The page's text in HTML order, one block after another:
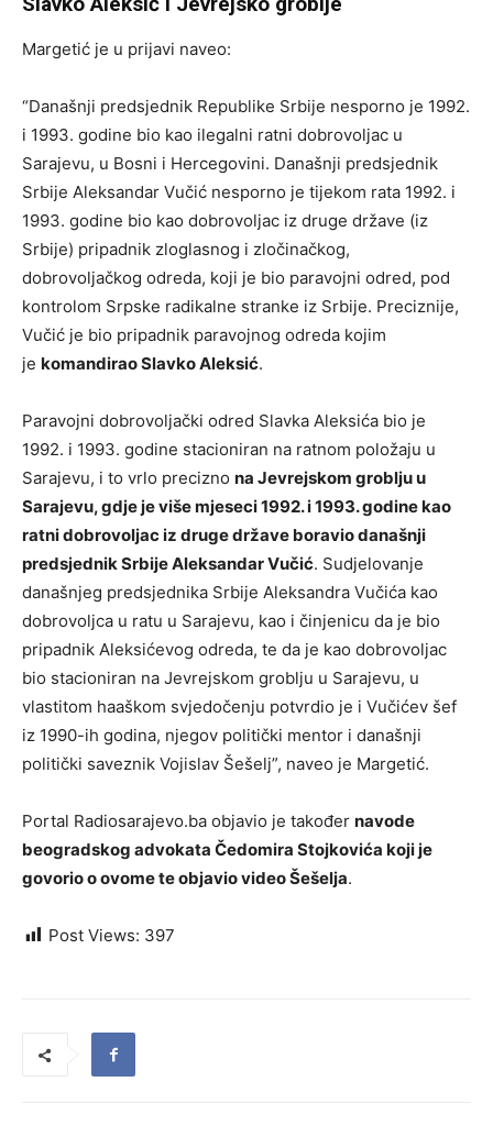
Margetić je u prijavi naveo:
“Današnji predsjednik Republike Srbije nesporno je 1992.
i 1993. godine bio kao ilegalni ratni dobrovoljac u
Sarajevu, u Bosni i Hercegovini. Današnji predsjednik
Srbije Aleksandar Vučić nesporno je tijekom rata 1992. i
1993. godine bio kao dobrovoljac iz druge države (iz
Srbije) pripadnik zloglasnog i zločinačkog,
dobrovoljačkog odreda, koji je bio paravojni odred, pod
kontrolom Srpske radikalne stranke iz Srbije. Preciznije,
Vučić je bio pripadnik paravojnog odreda kojim
je komandirao Slavko Aleksić.
Paravojni dobrovoljački odred Slavka Aleksića bio je
1992. i 1993. godine stacioniran na ratnom položaju u
Sarajevu, i to vrlo precizno na Jevrejskom groblju u
Sarajevu, gdje je više mjeseci 1992. i 1993. godine kao
ratni dobrovoljac iz druge države boravio današnji
predsjednik Srbije Aleksandar Vučić. Sudjelovanje
današnjeg predsjednika Srbije Aleksandra Vučića kao
dobrovoljca u ratu u Sarajevu, kao i činjenicu da je bio
pripadnik Aleksićevog odreda, te da je kao dobrovoljac
bio stacioniran na Jevrejskom groblju u Sarajevu, u
vlastitom haaškom svjedočenju potvrdio je i Vučićev šef
iz 1990-ih godina, njegov politički mentor i današnji
politički saveznik Vojislav Šešelj”, naveo je Margetić.
Portal Radiosarajevo.ba objavio je također navode
beogradskog advokata Čedomira Stojkovića koji je
govorio o ovome te objavio video Šešelja.
Post Views: 397